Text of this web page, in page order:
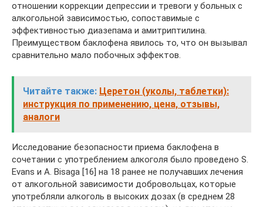
отношении коррекции депрессии и тревоги у больных c
алкогольной зависимостью, сопоставимые с
эффективностью диазепама и амитриптилина.
Преимуществом баклофена явилось то, что он вызывал
сравнительно мало побочных эффектов.
Читайте также: Церетон (уколы, таблетки):
инструкция по применению, цена, отзывы,
аналоги
Исследование безопасности приема баклофена в
сочетании с употреблением алкоголя было проведено S.
Evans и A. Bisaga [16] на 18 ранее не получавших лечения
от алкогольной зависимости добровольцах, которые
употребляли алкоголь в высоких дозах (в среднем 28